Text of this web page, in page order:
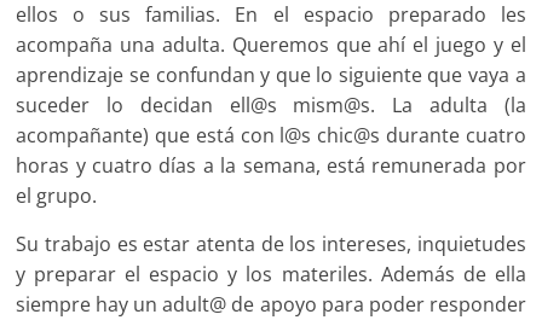
ellos o sus familias. En el espacio preparado les
acompaña una adulta. Queremos que ahí el juego y el
aprendizaje se confundan y que lo siguiente que vaya a
suceder lo decidan ell@s mism@s. La adulta (la
acompañante) que está con l@s chic@s durante cuatro
horas y cuatro días a la semana, está remunerada por
el grupo.
Su trabajo es estar atenta de los intereses, inquietudes
y preparar el espacio y los materiles. Además de ella
siempre hay un adult@ de apoyo para poder responder